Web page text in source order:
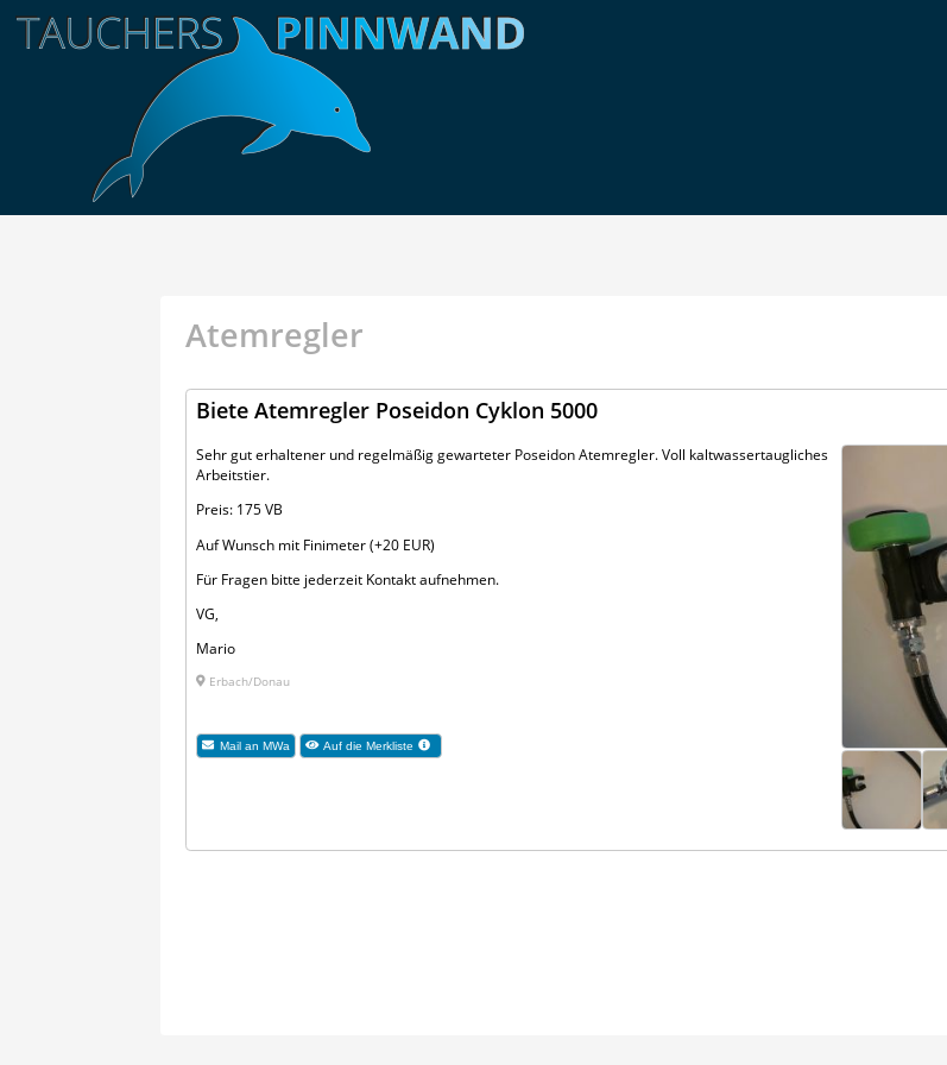
Atemregler
Biete Atemregler Poseidon Cyklon 5000
Sehr gut erhaltener und regelmäßig gewarteter Poseidon Atemregler. Voll kaltwassertaugliches
Arbeitstier.
Preis: 175 VB
Auf Wunsch mit Finimeter (+20 EUR)
Für Fragen bitte jederzeit Kontakt aufnehmen.
VG,
Mario
Erbach/Donau
Mail an MWa Auf die Merkliste